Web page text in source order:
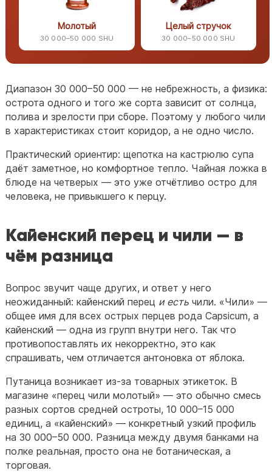
Молотый
30 000–50 000 SHU
Целый стручок
30 000–50 000 SHU
Диапазон 30 000–50 000 — не небрежность, а физика:
острота одного и того же сорта зависит от солнца,
полива и зрелости при сборе. Поэтому у любого чили
в характеристиках стоит коридор, а не одно число.
Практический ориентир: щепотка на кастрюлю супа
даёт заметное, но комфортное тепло. Чайная ложка в
блюде на четверых — это уже отчётливо остро для
человека, не привыкшего к перцу.
Кайенский перец и чили — в
чём разница
Вопрос звучит чаще других, и ответ у него
неожиданный: кайенский перец и есть чили. «Чили» —
общее имя для всех острых перцев рода Capsicum, а
кайенский — одна из групп внутри него. Так что
противопоставлять их некорректно, это как
спрашивать, чем отличается антоновка от яблока.
Путаница возникает из-за товарных этикеток. В
магазине «перец чили молотый» — это обычно смесь
разных сортов средней остроты, 10 000–15 000
единиц, а «кайенский» — конкретный узкий профиль
на 30 000–50 000. Разница между двумя банками на
полке реальная, просто она не ботаническая, а
торговая.